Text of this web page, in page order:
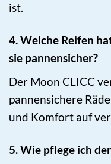
ist.
4. Welche Reifen
sie pannensicher?
Der Moon CLICC
pannensichere
und Komfort auf
5. Wie pflege ich